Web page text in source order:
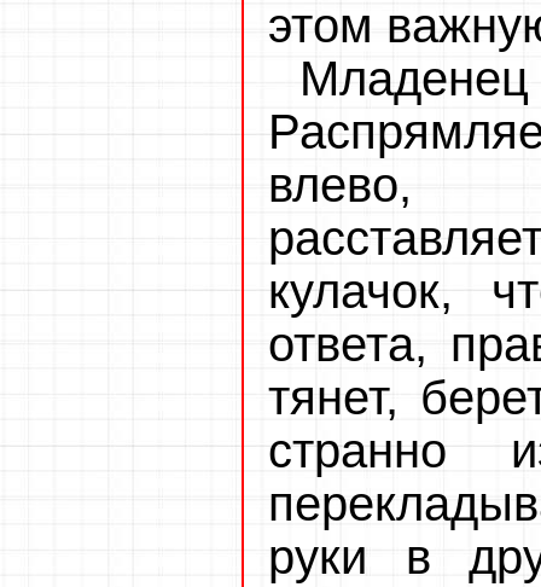
этом
влево,
кулачок,
ответа,
тянет,
странно
руки в